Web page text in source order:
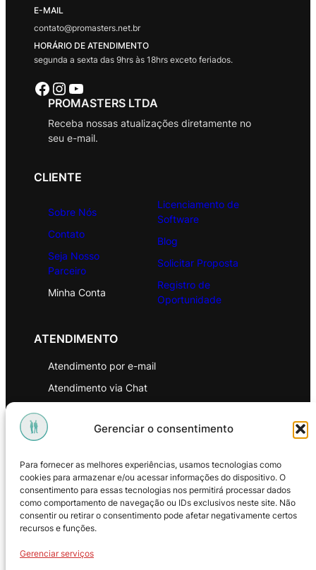
Gerenciar o consentimento
Para fornecer as melhores experiências, usamos tecnologias como
cookies para armazenar e/ou acessar informações do dispositivo. O
consentimento para essas tecnologias nos permitirá processar dados
como comportamento de navegação ou IDs exclusivos neste site. Não
consentir ou retirar o consentimento pode afetar negativamente certos
recursos e funções.
Gerenciar serviços
E-MAIL
contato@promasters.net.br
HORÁRIO DE ATENDIMENTO
segunda a sexta das 9hrs às 18hrs exceto feriados.
Facebook Instagram Youtube
PROMASTERS LTDA
Receba nossas atualizações diretamente no
seu e-mail.
CLIENTE
Sobre Nós
Contato
Seja Nosso
Parceiro
Minha Conta
Licenciamento de
Software
Blog
Solicitar Proposta
Registro de
Oportunidade
ATENDIMENTO
Atendimento por e-mail
Atendimento via Chat
Política de Privacidade
Política de Troca e Devoluções
Política de Reembolso